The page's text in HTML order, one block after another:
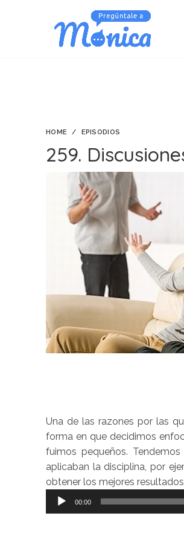
HOME EPISODIOS
259.
Una de las razones por las
forma en que decidimos
fuimos pequeños.
aplicaban la disciplina, por
obtener los mejores
Reproductor
de
00:00